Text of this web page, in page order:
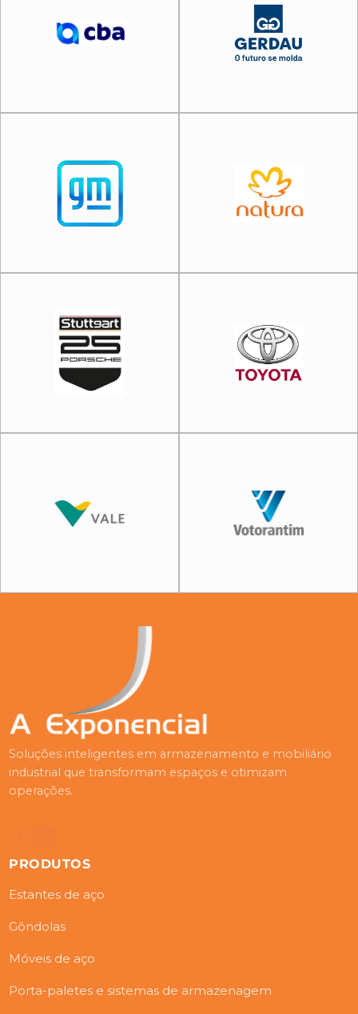
Soluções inteligentes em armazenamento e mobiliário
industrial que transformam espaços e otimizam
operações.
PRODUTOS
Estantes de aço
Gôndolas
Móveis de aço
Porta-paletes e sistemas de armazenagem